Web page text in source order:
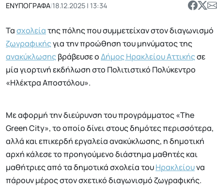
ΕΝΥΠΟΓΡΑΦΑ|18.12.2025 | 13:34
Τασχολείατης πόλης που συμμετείχαν στον διαγωνισμό
ζωγραφικήςγια την προώθηση του μηνύματος της
ανακύκλωσηςβράβευσε οΔήμος Ηρακλείου Αττικήςσε
μία γιορτινή εκδήλωση στο Πολιτιστικό Πολύκεντρο
«Ηλέκτρα Αποστόλου».
Με αφορμή την διεύρυνση του προγράμματος «The
Green City», το οποίο δίνει στους δημότες περισσότερα,
αλλά και επικερδή εργαλεία ανακύκλωσης, η δημοτική
αρχή κάλεσε το προηγούμενο διάστημα μαθητές και
μαθήτριες από τα δημοτικά σχολεία τουΗρακλείουνα
πάρουν μέρος στον σχετικό διαγωνισμό ζωγραφικής.